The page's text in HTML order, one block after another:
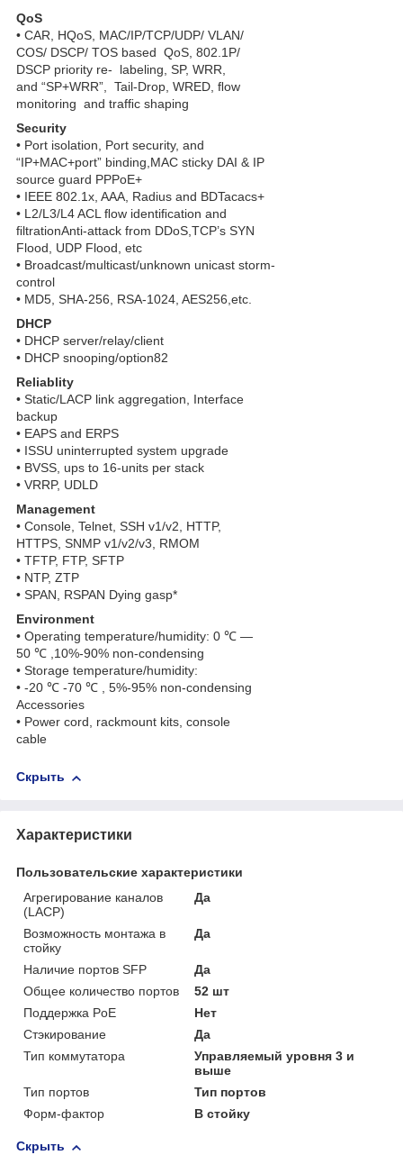
QoS
• CAR, HQoS, MAC/IP/TCP/UDP/ VLAN/
COS/ DSCP/ TOS based QoS, 802.1P/
DSCP priority re- labeling, SP, WRR,
and “SP+WRR”, Tail-Drop, WRED, ﬂow
monitoring and trafﬁc shaping
Security
• Port isolation, Port security, and
“IP+MAC+port” binding,MAC sticky DAI & IP
source guard PPPoE+
• IEEE 802.1x, AAA, Radius and BDTacacs+
• L2/L3/L4 ACL ﬂow identiﬁcation and
ﬁltrationAnti-attack from DDoS,TCP’s SYN
Flood, UDP Flood, etc
• Broadcast/multicast/unknown unicast storm-
control
• MD5, SHA-256, RSA-1024, AES256,etc.
DHCP
• DHCP server/relay/client
• DHCP snooping/option82
Reliablity
• Static/LACP link aggregation, Interface
backup
• EAPS and ERPS
• ISSU uninterrupted system upgrade
• BVSS, ups to 16-units per stack
• VRRP, UDLD
Management
• Console, Telnet, SSH v1/v2, HTTP,
HTTPS, SNMP v1/v2/v3, RMOM
• TFTP, FTP, SFTP
• NTP, ZTP
• SPAN, RSPAN Dying gasp*
Environment
• Operating temperature/humidity: 0 ℃ —
50 ℃ ,10%-90% non-condensing
• Storage temperature/humidity:
• -20 ℃ -70 ℃ , 5%-95% non-condensing
Accessories
• Power cord, rackmount kits, console
cable
Скрыть
Характеристики
Пользовательские характеристики
Агрегирование каналов
(LACP)
Да
Возможность монтажа в
стойку
Да
Наличие портов SFP
Да
Общее количество портов
52 шт
Поддержка PoE
Нет
Стэкирование
Да
Тип коммутатора
Управляемый уровня 3 и
выше
Тип портов
Тип портов
Форм-фактор
В стойку
Скрыть